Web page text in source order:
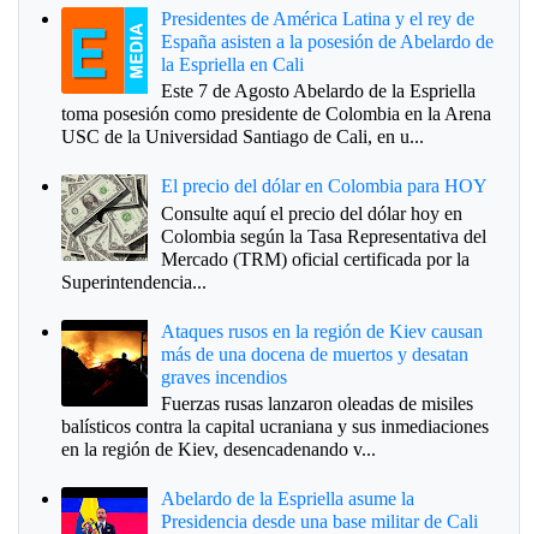
Presidentes de América Latina y el rey de
España asisten a la posesión de Abelardo de
la Espriella en Cali
Este 7 de Agosto Abelardo de la Espriella
toma posesión como presidente de Colombia en la Arena
USC de la Universidad Santiago de Cali, en u...
El precio del dólar en Colombia para HOY
Consulte aquí el precio del dólar hoy en
Colombia según la Tasa Representativa del
Mercado (TRM) oficial certificada por la
Superintendencia...
Ataques rusos en la región de Kiev causan
más de una docena de muertos y desatan
graves incendios
Fuerzas rusas lanzaron oleadas de misiles
balísticos contra la capital ucraniana y sus inmediaciones
en la región de Kiev, desencadenando v...
Abelardo de la Espriella asume la
Presidencia desde una base militar de Cali